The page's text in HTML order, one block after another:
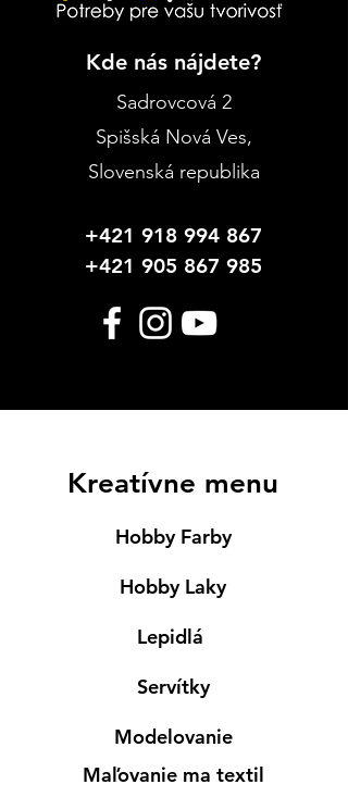
Kde nás nájdete?
Sadrovcová 2
Spišská Nová Ves,
Slovenská republika
+421 918 994 867
+421 905 867 985
Kreatívne menu
Hobby Farby
Hobby Laky
Lepidlá
Servítky
Modelovanie
Maľovanie ma textil